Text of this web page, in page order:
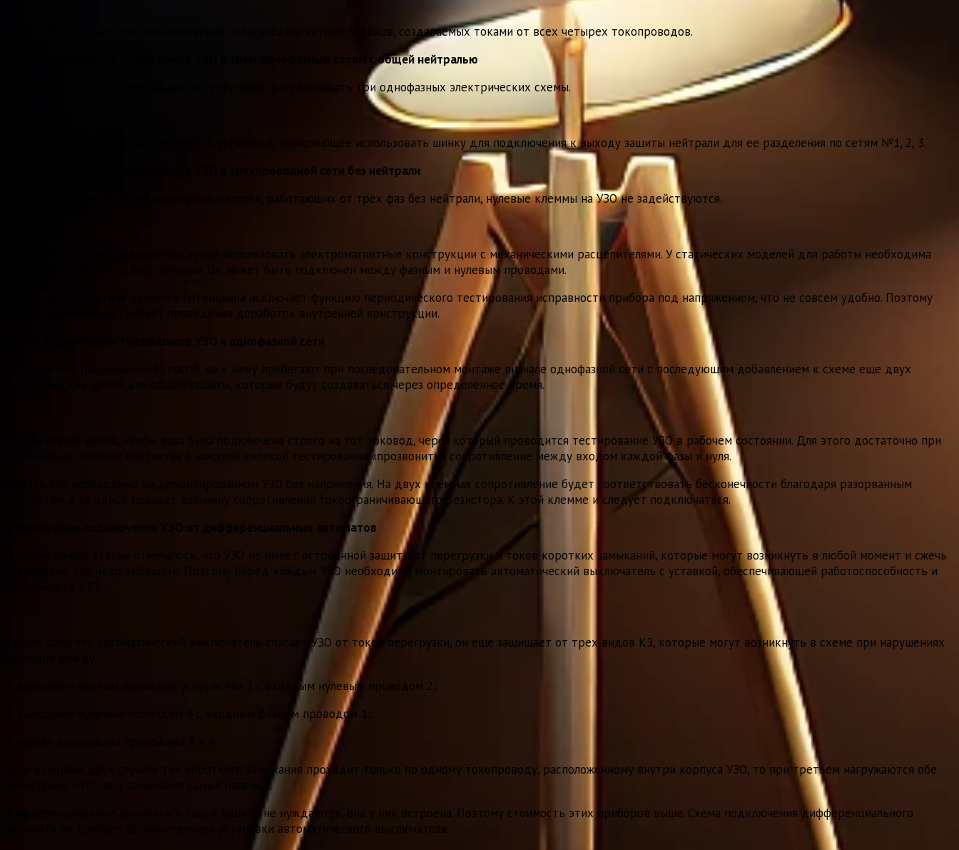
Такое УЗО работает при возникновении небаланса магнитных потоков, создаваемых токами от всех четырех токопроводов.
Схема подключения трехфазного УЗО к трем однофазным сетям с общей нейтралью
Эта разработка позволяет одним устройством сразу защищать три однофазных электрических схемы.
Для этого достаточно выбрать место установки, позволяющее использовать шинку для подключения к выходу защиты нейтрали для ее разделения по сетям №1, 2, 3.
Схема подключения трехфазного УЗО к трехпроводной сети без нейтрали
При частном случае защит электродвигателей, работающих от трех фаз без нейтрали, нулевые клеммы на УЗО не задействуются.
Однако при таком подключении лучше использовать электромагнитные конструкции с механическими расцепителями. У статических моделей для работы необходима
подача напряжения на блок питания. Он может быть подключен между фазным и нулевым проводами.
К тому же отсутствие нулевого потенциала исключает функцию периодического тестирования исправности прибора под напряжением, что не совсем удобно. Поэтому
такое подключение требует проведения доработок внутренней конструкции.
Схема подключения трехфазного УЗО к однофазной сети
Это не очень рациональный способ, но к нему прибегают при последовательном монтаже вначале однофазной сети с последующим добавлением к схеме еще двух
электрических цепей для общей защиты, которые будут создаваться через определенное время.
В этом случае важно, чтобы фаза была подключена строго на тот токовод, через который проводится тестирование УЗО в рабочем состоянии. Для этого достаточно при
включенных силовых контактах с нажатой кнопкой тестирования «прозвонить» сопротивление между входом каждой фазы и нуля.
Делать это необходимо на демонтированном УЗО без напряжения. На двух клеммах сопротивление будет соответствовать бесконечности благодаря разорванным
контактам, а на одной покажет величину сопротивления токоограничивающего резистора. К этой клемме и следует подключаться.
Отличия схем подключения УЗО от дифференциальных автоматов
В самом начале статьи отмечалось, что УЗО не имеет встроенной защиты от перегрузки и токов коротких замыканий, которые могут возникнуть в любой момент и сжечь
устройство. Его надо защищать. Поэтому перед каждым УЗО необходимо монтировать автоматический выключатель с уставкой, обеспечивающей работоспособность и
Кроме того, что автоматический выключатель спасает УЗО от токов перегрузки, он еще защищает от трех видов КЗ, которые могут возникнуть в схеме при нарушениях
1. выходным фазным проводом устройства 3 с входным нулевым проводом 2;
2. выходным нулевым проводом 4 с входным фазным проводом 1;
Если в первых двух случаях ток короткого замыкания проходит только по одному токопроводу, расположенному внутри корпуса УЗО, то при третьем нагружаются обе
магистрали. Этот вид замыкания самый опасный.
Дифференциальные автоматы в такой защите не нуждаются, она у них встроена. Поэтому стоимость этих приборов выше. Схема подключения дифференциального
автомата не требует дополнительной установки автоматического выключателя.